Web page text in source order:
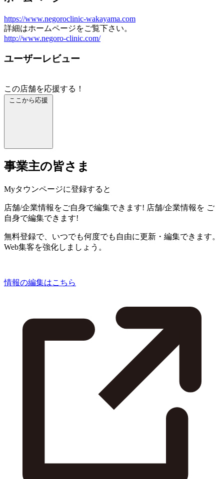
https://www.negoroclinic-wakayama.com
詳細はホームページをご覧下さい。
http://www.negoro-clinic.com/
ユーザーレビュー
この店舗を応援する！
ここから応援
事業主の皆さま
Myタウンページに登録すると
店舗/企業情報をご自身で編集できます! 店舗/企業情報を ご
自身で編集できます!
無料登録で、いつでも何度でも自由に更新・編集できます。
Web集客を強化しましょう。
情報の編集はこちら